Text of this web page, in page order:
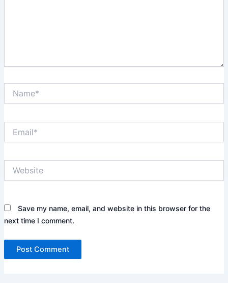
Save my name, email, and website in this browser for the
next time I comment.